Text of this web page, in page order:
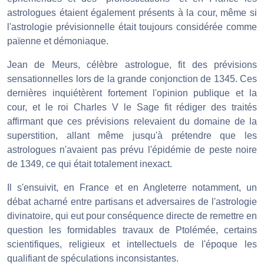
astrologues étaient également présents à la cour, même si
l'astrologie prévisionnelle était toujours considérée comme
païenne et démoniaque.
Jean de Meurs, célèbre astrologue, fit des prévisions
sensationnelles lors de la grande conjonction de 1345. Ces
dernières inquiétèrent fortement l'opinion publique et la
cour, et le roi Charles V le Sage fit rédiger des traités
affirmant que ces prévisions relevaient du domaine de la
superstition, allant même jusqu'à prétendre que les
astrologues n'avaient pas prévu l'épidémie de peste noire
de 1349, ce qui était totalement inexact.
Il s'ensuivit, en France et en Angleterre notamment, un
débat acharné entre partisans et adversaires de l'astrologie
divinatoire, qui eut pour conséquence directe de remettre en
question les formidables travaux de Ptolémée, certains
scientifiques, religieux et intellectuels de l'époque les
qualifiant de spéculations inconsistantes.